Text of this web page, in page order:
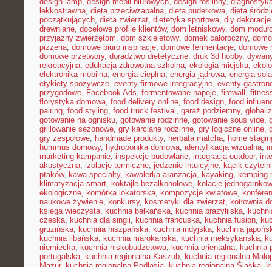
lekkostrawna, dieta przeciwzapalna, dieta pudełkowa, dieta
początkujących, dieta zwierząt, dietetyka sportowa, diy
drewniane, docelowe profile klientów, dom letniskowy, dom
przyjazny zwierzętom, dom szkieletowy, domek całoroczny,
pizzeria, domowe biuro inspiracje, domowe fermentacje, domowe
domowe przetwory, doradztwo dietetyczne, druk 3d hobby,
rekreacyjna, edukacja zdrowotna szkolna, ekologia miejska,
elektronika mobilna, energia cieplna, energia jądrowa, energia
etykiety spożywcze, eventy firmowe integracyjne, eventy
przygodowe, Facebook Ads, fermentowane napoje, firewall ,
florystyka domowa, food delivery online, food design, food
pairing, food styling, food truck festival , garaż podziemny,
gotowanie na ognisku, gotowanie rodzinne, gotowanie sous vide,
grillowanie sezonowe, gry karciane rodzinne, gry logiczne online,
gry zespołowe, handmade produkty, herbata matcha, home
hummus domowy, hydroponika domowa, identyfikacja wizualna,
marketing kampanie, inspekcje budowlane, integracja outdoor,
akustyczna, izolacje termiczne, jedzenie intuicyjne, kącik
ptaków, kawa specialty, kawalerka aranżacja, kayaking, kemping
klimatyzacja smart, koktajle bezalkoholowe, kolacje
ekologiczne, komórka lokatorska, kompozycje kwiatowe,
naukowe żywienie, konkursy, kosmetyki dla zwierząt, kotłownia
księga wieczysta, kuchnia bałkańska, kuchnia brazylijska,
czeska, kuchnia dla singli, kuchnia francuska, kuchnia fusion,
gruzińska, kuchnia hiszpańska, kuchnia indyjska, kuchnia
kuchnia libańska, kuchnia marokańska, kuchnia meksykańska,
niemiecka, kuchnia niskobudżetowa, kuchnia orientalna, kuchnia
portugalska, kuchnia regionalna Kaszub, kuchnia regionalna